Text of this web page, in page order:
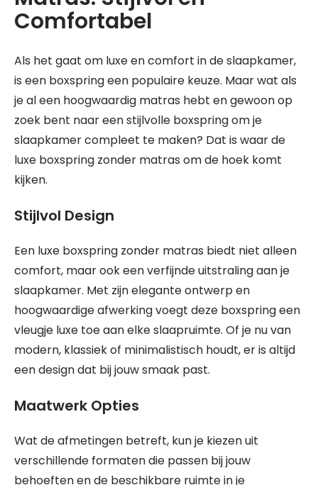
Comfortabel
Als het gaat om luxe en comfort in de slaapkamer,
is een boxspring een populaire keuze. Maar wat als
je al een hoogwaardig matras hebt en gewoon op
zoek bent naar een stijlvolle boxspring om je
slaapkamer compleet te maken? Dat is waar de
luxe boxspring zonder matras om de hoek komt
kijken.
Stijlvol Design
Een luxe boxspring zonder matras biedt niet alleen
comfort, maar ook een verfijnde uitstraling aan je
slaapkamer. Met zijn elegante ontwerp en
hoogwaardige afwerking voegt deze boxspring een
vleugje luxe toe aan elke slaapruimte. Of je nu van
modern, klassiek of minimalistisch houdt, er is altijd
een design dat bij jouw smaak past.
Maatwerk Opties
Wat de afmetingen betreft, kun je kiezen uit
verschillende formaten die passen bij jouw
behoeften en de beschikbare ruimte in je